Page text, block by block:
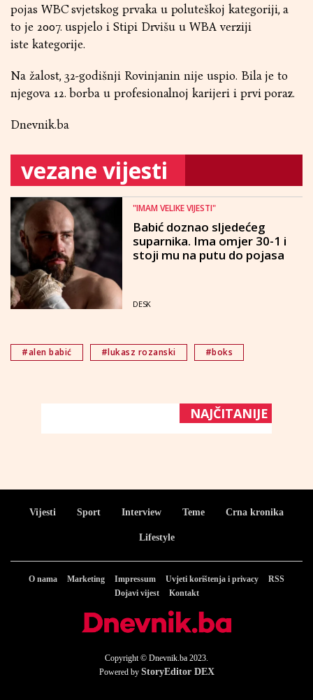
pojas WBC svjetskog prvaka u poluteškoj kategoriji, a
to je 2007. uspjelo i Stipi Drvišu u WBA verziji
iste kategorije.
Na žalost, 32-godišnji Rovinjanin nije uspio. Bila je to
njegova 12. borba u profesionalnoj karijeri i prvi poraz.
Dnevnik.ba
vezane vijesti
"IMAM VELIKE VIJESTI"
Babić doznao sljedećeg
suparnika. Ima omjer 30-1 i
stoji mu na putu do pojasa
DESK
#alen babić #lukasz rozanski #boks
NAJČITANIJE
Vijesti Sport Interview Teme Crna kronika
Lifestyle
O nama Marketing Impressum Uvjeti korištenja i privacy
RSS
Dojavi vijest
Kontakt
Copyright © Dnevnik.ba 2023.
Powered by StoryEditor DEX